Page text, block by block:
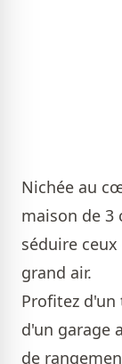
Nichée au
maison de 3
séduire
grand air.
Profitez d'un
d'un garage
de